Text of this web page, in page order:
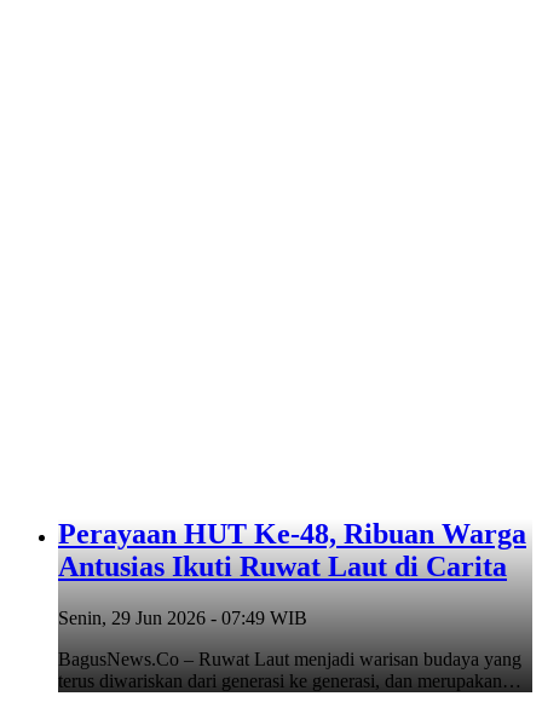
Perayaan HUT Ke-48, Ribuan Warga
Antusias Ikuti Ruwat Laut di Carita
Senin, 29 Jun 2026 - 07:49 WIB
BagusNews.Co – Ruwat Laut menjadi warisan budaya yang
terus diwariskan dari generasi ke generasi, dan merupakan…